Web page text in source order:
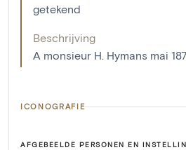
getekend
Beschrijving
A monsieur H. Hymans mai
ICONOGRAFIE
AFGEBEELDE PERSONEN EN